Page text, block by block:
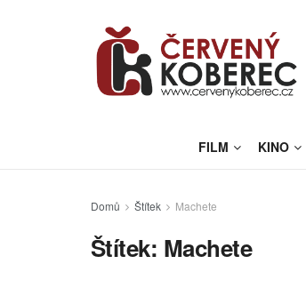
FILM KINO
Domů Štítek Machete
Štítek: Machete